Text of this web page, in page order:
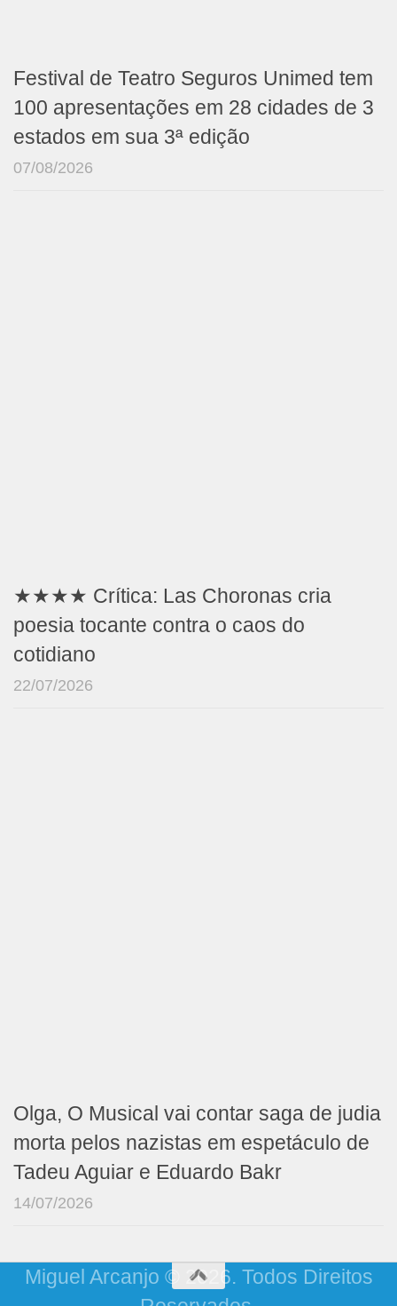
Festival de Teatro Seguros Unimed tem
100 apresentações em 28 cidades de 3
estados em sua 3ª edição
07/08/2026
★★★★ Crítica: Las Choronas cria
poesia tocante contra o caos do
cotidiano
22/07/2026
Olga, O Musical vai contar saga de judia
morta pelos nazistas em espetáculo de
Tadeu Aguiar e Eduardo Bakr
14/07/2026
Miguel Arcanjo © 2026. Todos Direitos